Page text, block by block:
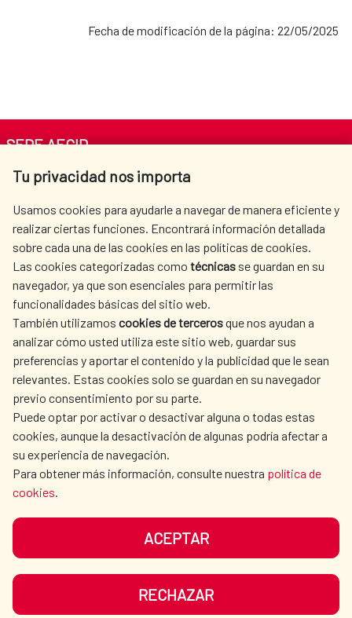
Fecha de modificación de la página: 22/05/2025
Tu privacidad nos importa
Usamos cookies para ayudarle a navegar de manera eficiente y
realizar ciertas funciones. Encontrará información detallada
sobre cada una de las cookies en las políticas de cookies.
Las cookies categorizadas como técnicas se guardan en su
navegador, ya que son esenciales para permitir las
funcionalidades básicas del sitio web.
También utilizamos cookies de tercerosque nos ayudan a
analizar cómo usted utiliza este sitio web, guardar sus
preferencias y aportar el contenido y la publicidad que le sean
relevantes. Estas cookies solo se guardan en su navegador
previo consentimiento por su parte.
Puede optar por activar o desactivar alguna o todas estas
cookies, aunque la desactivación de algunas podría afectar a
su experiencia de navegación.
Para obtener más información, consulte nuestra política de
cookies.
ACEPTAR
RECHAZAR
SEDE AECID
Av. Reyes Católicos 4 - 28040 Madrid
centro.informacion@aecid.es
LA AECID
DÓNDE COOPERAMOS
ACCIÓN HUMANITARIA
SALA DE PRENSA
CULTURA Y CIENCIA
BIBLIOTECA
NUESTRAS REDES SOCIALES
PROTECCIÓN DE DATOS
POLÍTICA DE COOKIES
GUÍA DE NAVEGACIÓN
MAPA WEB